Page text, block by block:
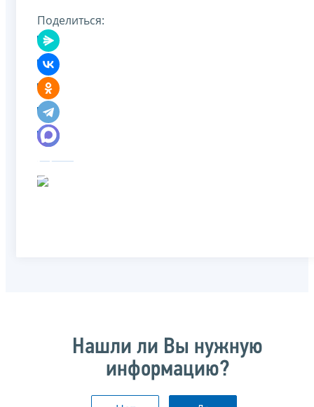
Поделиться:
Нашли ли Вы нужную
информацию?